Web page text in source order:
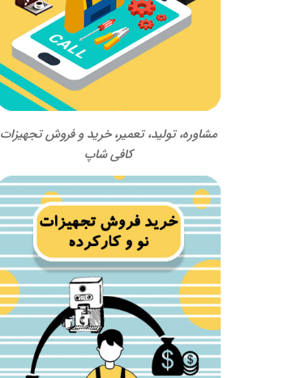
مشاوره، تولید، تعمیر، خرید و فروش تجهیزات
کافی شاپ